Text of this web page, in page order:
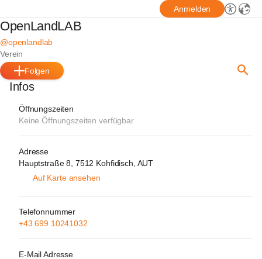
Anmelden
OpenLandLAB
@openlandlab
Verein
Folgen
Infos
Öffnungszeiten
Keine Öffnungszeiten verfügbar
Adresse
Hauptstraße 8, 7512 Kohfidisch, AUT
Auf Karte ansehen
Telefonnummer
+43 699 10241032
E-Mail Adresse